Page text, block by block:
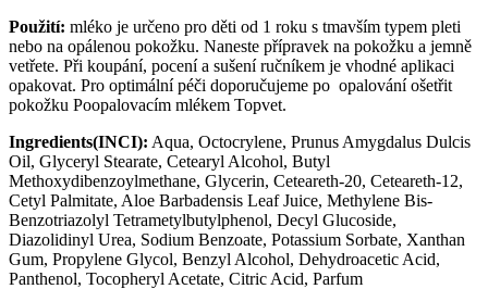
Použití: mléko je určeno pro děti od 1 roku s tmavším typem pleti
nebo na opálenou pokožku. Naneste přípravek na pokožku a jemně
vetřete. Při koupání, pocení a sušení ručníkem je vhodné aplikaci
opakovat. Pro optimální péči doporučujeme po opalování ošetřit
pokožku Poopalovacím mlékem Topvet.
Ingredients(INCI): Aqua, Octocrylene, Prunus Amygdalus Dulcis
Oil, Glyceryl Stearate, Cetearyl Alcohol, Butyl
Methoxydibenzoylmethane, Glycerin, Ceteareth-20, Ceteareth-12,
Cetyl Palmitate, Aloe Barbadensis Leaf Juice, Methylene Bis-
Benzotriazolyl Tetrametylbutylphenol, Decyl Glucoside,
Diazolidinyl Urea, Sodium Benzoate, Potassium Sorbate, Xanthan
Gum, Propylene Glycol, Benzyl Alcohol, Dehydroacetic Acid,
Panthenol, Tocopheryl Acetate, Citric Acid, Parfum